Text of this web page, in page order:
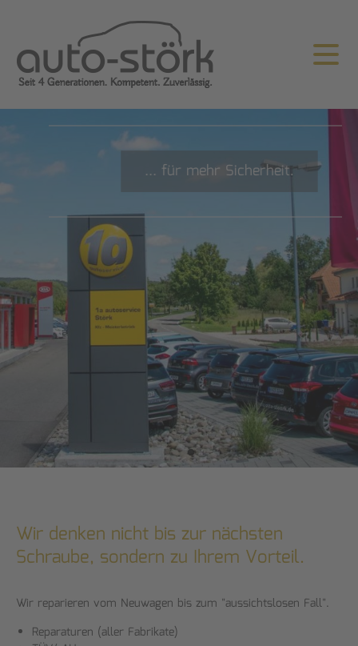
... für mehr Sicherheit.
Wir denken nicht bis zur nächsten
Schraube, sondern zu Ihrem Vorteil.
Wir reparieren vom Neuwagen bis zum "aussichtslosen Fall".
Reparaturen (aller Fabrikate)